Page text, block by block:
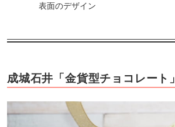
表面のデザイン
成城石井「金貨型チョコレート」